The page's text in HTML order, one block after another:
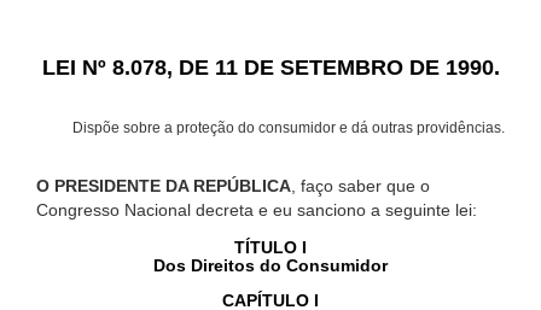
LEI Nº 8.078, DE 11 DE SETEMBRO DE 1990.
Dispõe sobre a proteção do consumidor e dá outras providências.
O PRESIDENTE DA REPÚBLICA , faço saber que o
Congresso Nacional decreta e eu sanciono a seguinte lei:
TÍTULO I
Dos Direitos do Consumidor
CAPÍTULO I